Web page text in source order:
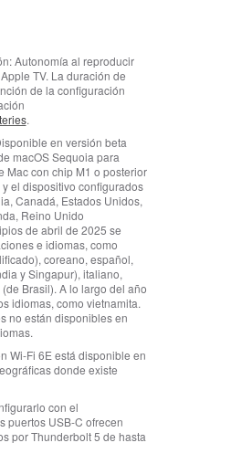
Autonomía al reproducir
TV. La duración de
de la configuración
.
en versión beta
macOS Sequoia para
Mac con chip M1 o posterior
el dispositivo configurados
Canadá, Estados Unidos,
Reino Unido
de abril de 2025 se
e idiomas, como
coreano, español,
y Singapur), italiano,
Brasil). A lo largo del año
idiomas, como vietnamita.
no están disponibles en
Wi‑Fi 6E está disponible en
donde existe
con el
puertos USB-C ofrecen
por Thunderbolt 5 de hasta